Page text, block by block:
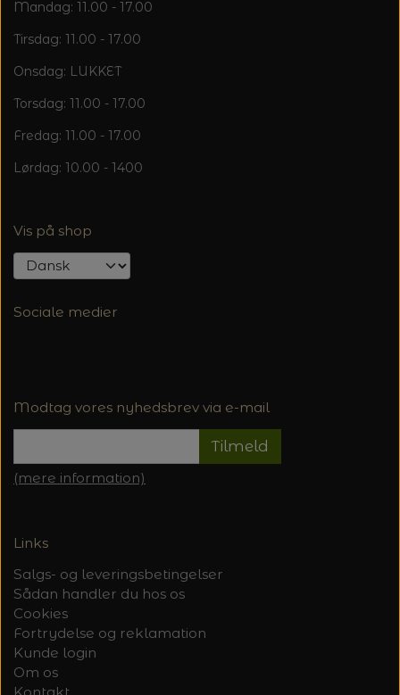
Mandag: 11.00 - 17.00
Tirsdag: 11.00 - 17.00
Onsdag: LUKKET
Torsdag: 11.00 - 17.00
Fredag: 11.00 - 17.00
Lørdag: 10.00 - 1400
Vis på shop
Sociale medier
Modtag vores nyhedsbrev via e-mail
Tilmeld
(mere information)
Links
Salgs- og leveringsbetingelser
Sådan handler du hos os
Cookies
Fortrydelse og reklamation
Kunde login
Om os